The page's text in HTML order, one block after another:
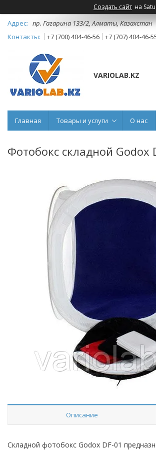
Создать сайт на
пр. Гагарина 133/2, Алматы, Казахстан
+7 (700) 404-46-56
+7 (707) 404-46-
VARIOLAB.KZ
Главная Товары и услуги О нас
Фотобокс складной Godox
Описание
Складной фотобокс Godox DF-01